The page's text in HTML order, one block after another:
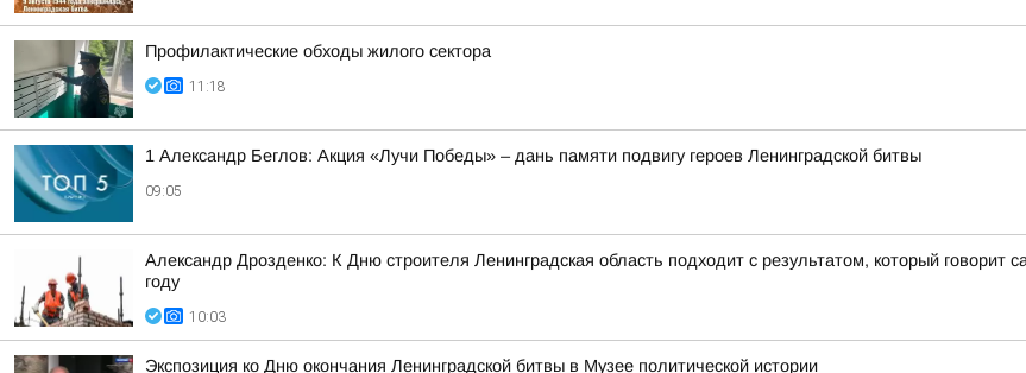
Профилактические обходы жилого сектора
11:18
1 Александр Беглов: Акция «Лучи Победы» – дань памяти подвигу героев Ленинградской битвы
09:05
Александр Дрозденко: К Дню строителя Ленинградская область подходит с результатом, который говорит
году
10:03
Экспозиция ко Дню окончания Ленинградской битвы в Музее политической истории